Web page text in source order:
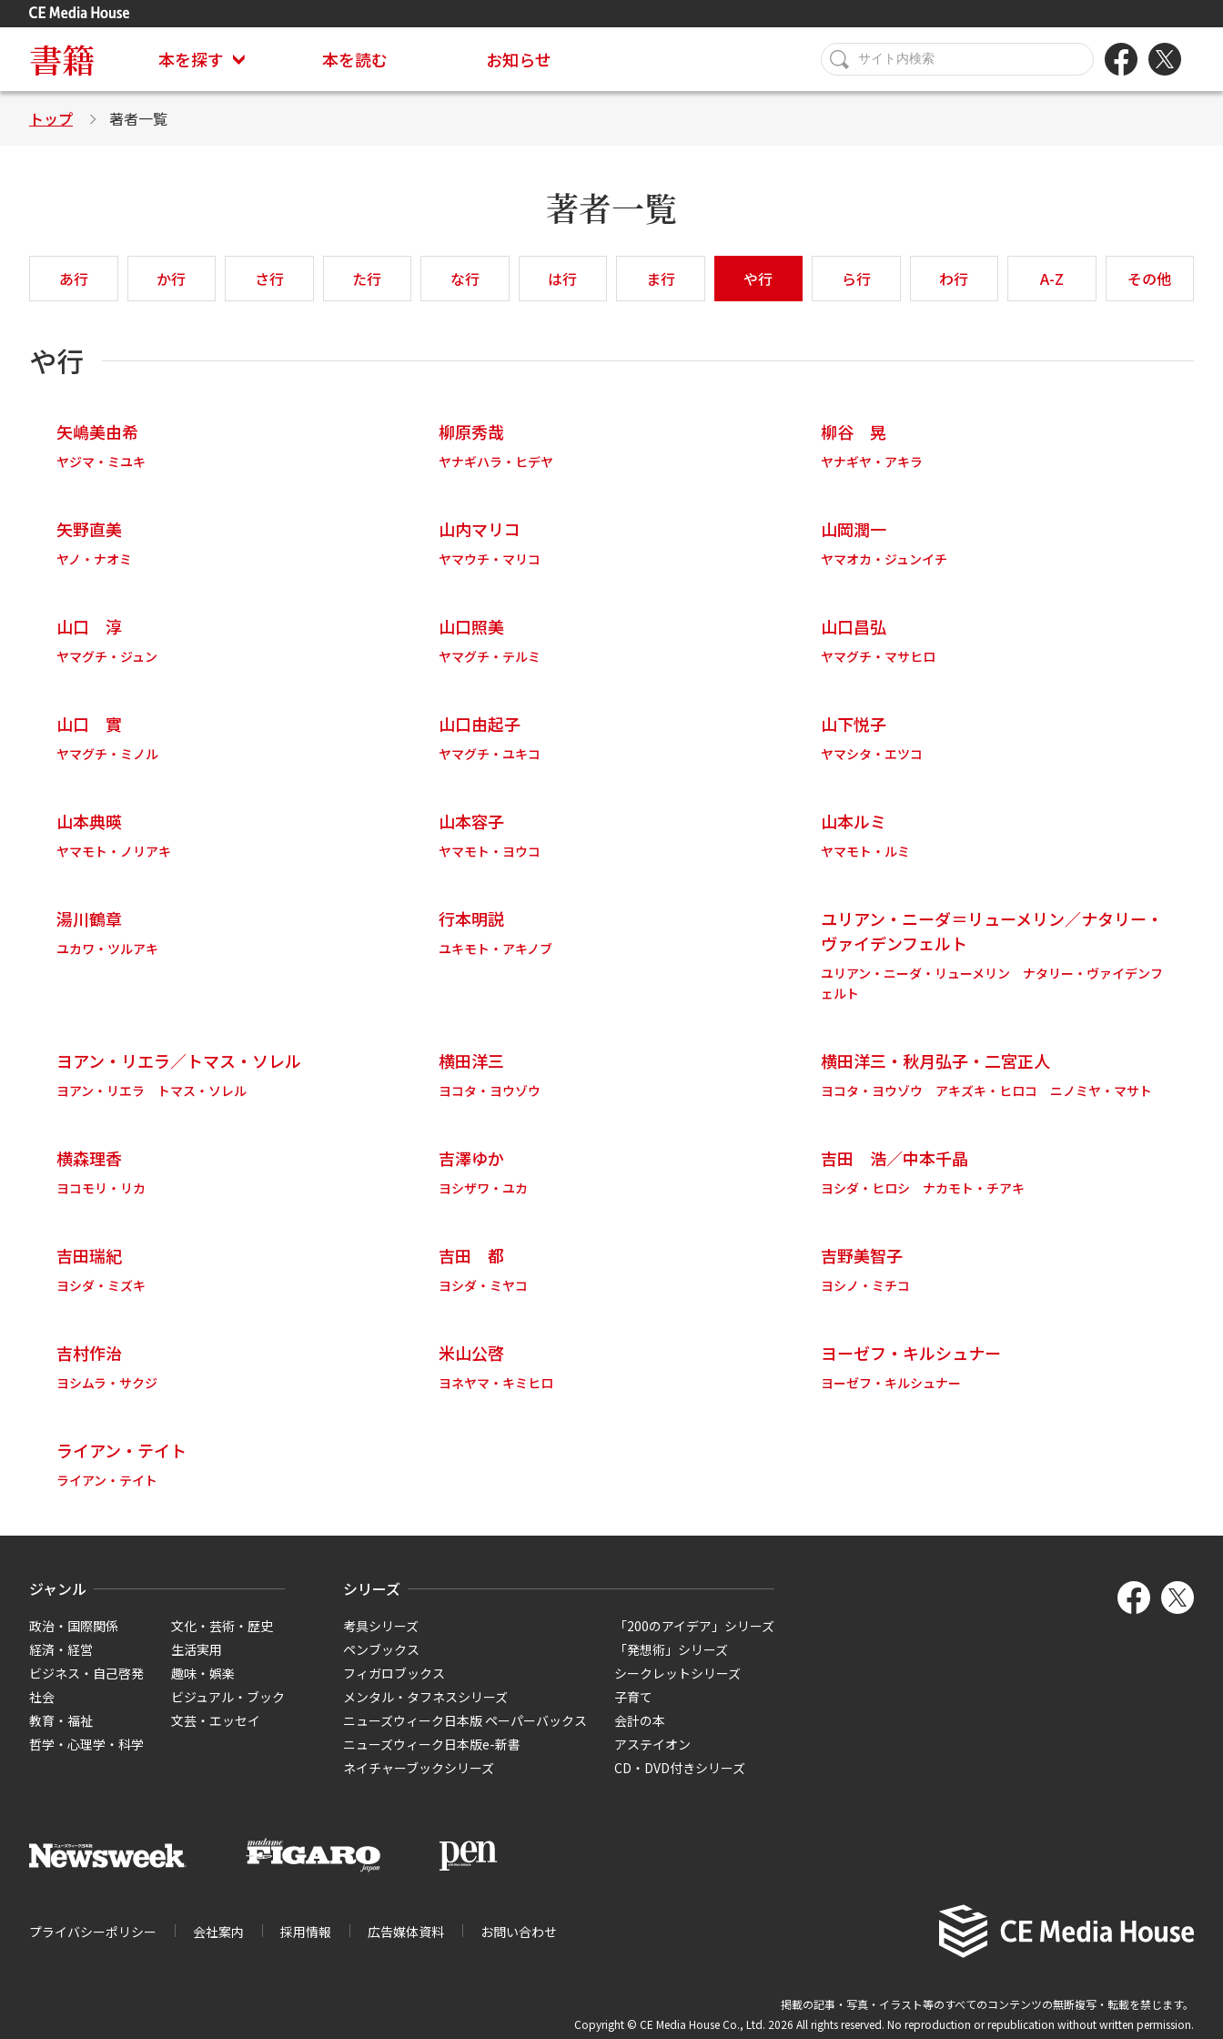
書籍 本を探す 本を読む お知らせ
トップ 著者一覧
著者一覧
あ行 か行 さ行 た行 な行 は行 ま行 や行 ら行 わ行 A-Z その他
や行
矢嶋美由希
ヤジマ・ミユキ
柳原秀哉
ヤナギハラ・ヒデヤ
柳谷 晃
ヤナギヤ・アキラ
矢野直美
ヤノ・ナオミ
山内マリコ
ヤマウチ・マリコ
山岡潤一
ヤマオカ・ジュンイチ
山口 淳
ヤマグチ・ジュン
山口照美
ヤマグチ・テルミ
山口昌弘
ヤマグチ・マサヒロ
山口 實
ヤマグチ・ミノル
山口由起子
ヤマグチ・ユキコ
山下悦子
ヤマシタ・エツコ
山本典暎
ヤマモト・ノリアキ
山本容子
ヤマモト・ヨウコ
山本ルミ
ヤマモト・ルミ
湯川鶴章
ユカワ・ツルアキ
行本明説
ユキモト・アキノブ
ユリアン・ニーダ＝リューメリン／ナタリー・
ヴァイデンフェルト
ユリアン・ニーダ・リューメリン ナタリー・ヴァイデンフ
ェルト
ヨアン・リエラ／トマス・ソレル
ヨアン・リエラ トマス・ソレル
横田洋三
ヨコタ・ヨウゾウ
横田洋三・秋月弘子・二宮正人
ヨコタ・ヨウゾウ アキズキ・ヒロコ ニノミヤ・マサト
横森理香
ヨコモリ・リカ
吉澤ゆか
ヨシザワ・ユカ
吉田 浩／中本千晶
ヨシダ・ヒロシ ナカモト・チアキ
吉田瑞紀
ヨシダ・ミズキ
吉田 都
ヨシダ・ミヤコ
吉野美智子
ヨシノ・ミチコ
吉村作治
ヨシムラ・サクジ
米山公啓
ヨネヤマ・キミヒロ
ヨーゼフ・キルシュナー
ヨーゼフ・キルシュナー
ライアン・テイト
ライアン・テイト
ジャンル
政治・国際関係
経済・経営
ビジネス・自己啓発
社会
教育・福祉
哲学・心理学・科学
文化・芸術・歴史
生活実用
趣味・娯楽
ビジュアル・ブック
文芸・エッセイ
シリーズ
考具シリーズ
ペンブックス
フィガロブックス
メンタル・タフネスシリーズ
ニューズウィーク日本版 ペーパーバックス
ニューズウィーク日本版e-新書
ネイチャーブックシリーズ
「200のアイデア」シリーズ
「発想術」シリーズ
シークレットシリーズ
子育て
会計の本
アステイオン
CD・DVD付きシリーズ
プライバシーポリシー 会社案内 採用情報 広告媒体資料 お問い合わせ
掲載の記事・写真・イラスト等のすべてのコンテンツの無断複写・転載を禁じます。
Copyright © CE Media House Co., Ltd. 2026 All rights reserved. No reproduction or republication without written permission.